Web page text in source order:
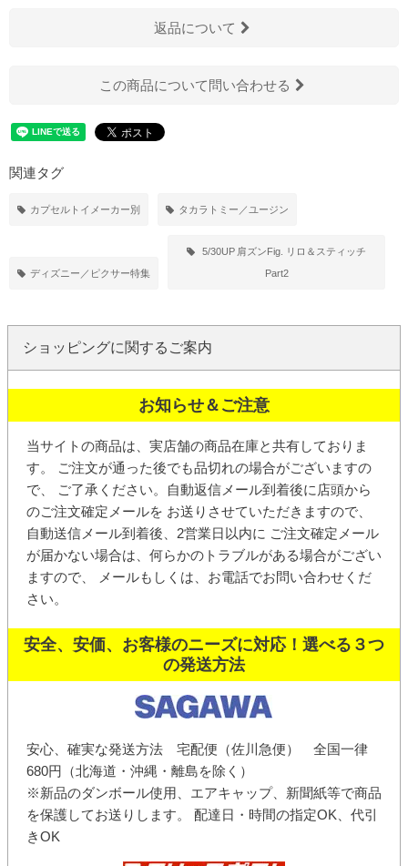
返品について
この商品について問い合わせる
関連タグ
カプセルトイメーカー別 タカラトミー／ユージン
ディズニー／ピクサー特集
5/30UP 肩ズンFig. リロ＆スティッチ
Part2
ショッピングに関するご案内
お知らせ＆ご注意
当サイトの商品は、実店舗の商品在庫と共有しておりま
す。 ご注文が通った後でも品切れの場合がございますの
で、 ご了承ください。
自動返信メール到着後に店頭から
のご注文確定メールを お送りさせていただきますので、
自動送信メール到着後、2営業日以内に ご注文確定メール
が届かない場合は、何らかのトラブルがある場合がござい
ますので、 メールもしくは、お電話でお問い合わせくだ
さい。
安全、安価、お客様のニーズに対応！選べる３つ
の発送方法
安心、確実な発送方法 宅配便（佐川急便） 全国一律
680円（北海道・沖縄・離島を除く）
※新品のダンボール使用、エアキャップ、新聞紙等で商品
を保護してお送りします。 配達日・時間の指定OK、代引
きOK